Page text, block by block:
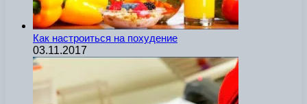
Как настроиться на похудение
03.11.2017